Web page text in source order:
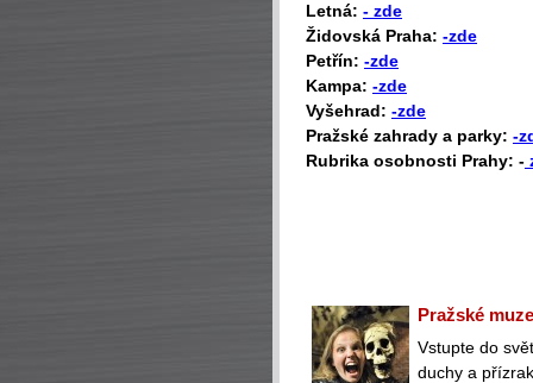
Letná: - zde
Židovská Praha: -zde
Petřín: -zde
Kampa: -zde
Vyšehrad: -zde
Pražské zahrady a parky: -
Rubrika osobnosti Prahy: -
Pražské
Vstupte do
duchy a